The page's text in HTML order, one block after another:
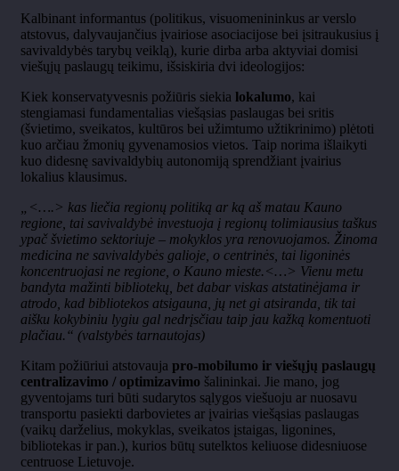
Kalbinant informantus (politikus, visuomenininkus ar verslo
atstovus, dalyvaujančius įvairiose asociacijose bei įsitraukusius į
savivaldybės tarybų veiklą), kurie dirba arba aktyviai domisi
viešųjų paslaugų teikimu, išsiskiria dvi ideologijos:
Kiek konservatyvesnis požiūris siekia lokalumo, kai
stengiamasi fundamentalias viešąsias paslaugas bei sritis
(švietimo, sveikatos, kultūros bei užimtumo užtikrinimo) plėtoti
kuo arčiau žmonių gyvenamosios vietos. Taip norima išlaikyti
kuo didesnę savivaldybių autonomiją sprendžiant įvairius
lokalius klausimus.
„<….> kas liečia regionų politiką ar ką aš matau Kauno
regione, tai savivaldybė investuoja į regionų tolimiausius taškus
ypač švietimo sektoriuje – mokyklos yra renovuojamos. Žinoma
medicina ne savivaldybės galioje, o centrinės, tai ligoninės
koncentruojasi ne regione, o Kauno mieste.<…> Vienu metu
bandyta mažinti bibliotekų, bet dabar viskas atstatinėjama ir
atrodo, kad bibliotekos atsigauna, jų net gi atsiranda, tik tai
aišku kokybiniu lygiu gal nedrįsčiau taip jau kažką komentuoti
plačiau.“ (valstybės tarnautojas)
Kitam požiūriui atstovauja pro-mobilumo ir viešųjų paslaugų
centralizavimo / optimizavimo šalininkai. Jie mano, jog
gyventojams turi būti sudarytos sąlygos viešuoju ar nuosavu
transportu pasiekti darbovietes ar įvairias viešąsias paslaugas
(vaikų darželius, mokyklas, sveikatos įstaigas, ligonines,
bibliotekas ir pan.), kurios būtų sutelktos keliuose didesniuose
centruose Lietuvoje.